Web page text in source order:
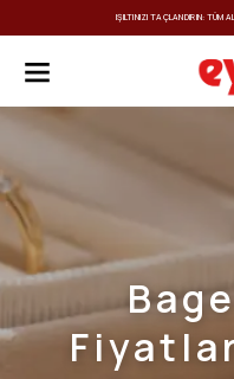
IŞILTINIZI TAÇLANDIRIN: TÜM